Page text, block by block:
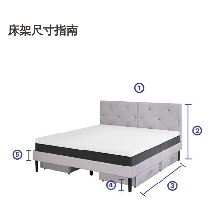
床架尺寸指南